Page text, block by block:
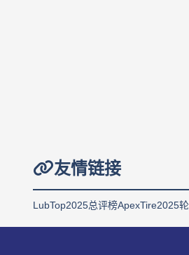
友情链接
LubTop2025总评榜ApexTire2025